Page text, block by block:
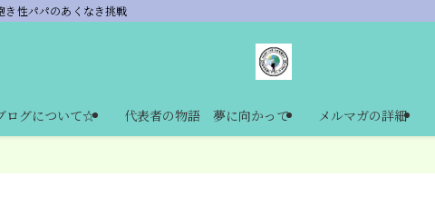
性パパのあくなき挑戦
ログについて☆ 代表者の物語 夢に向かって メルマガの詳細